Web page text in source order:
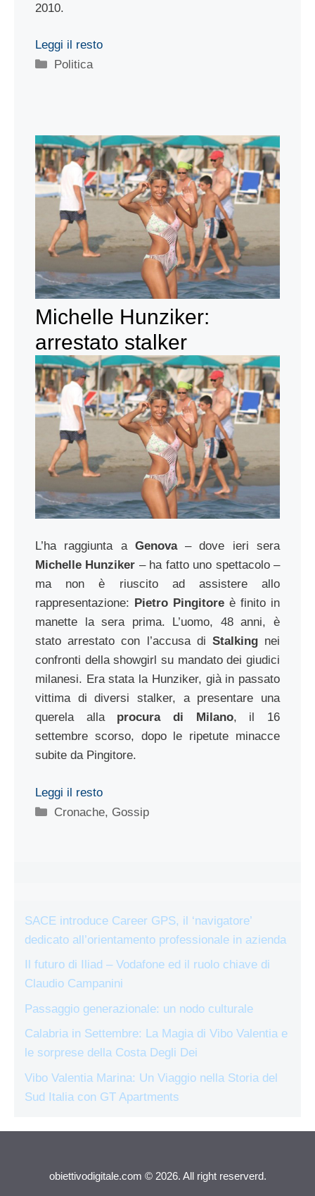
2010.
Leggi il resto
Categorie
Politica
Michelle Hunziker:
arrestato stalker
L’ha raggiunta a Genova– dove ieri sera
Michelle Hunziker – ha fatto uno spettacolo –
ma non è riuscito ad assistere allo
rappresentazione: Pietro Pingitore è finito in
manette la sera prima. L’uomo, 48 anni, è
stato arrestato con l’accusa di Stalking nei
confronti della showgirl su mandato dei giudici
milanesi. Era stata la Hunziker, già in passato
vittima di diversi stalker, a presentare una
querela alla procura di Milano, il 16
settembre scorso, dopo le ripetute minacce
subite da Pingitore.
Leggi il resto
Categorie
Cronache, Gossip
SACE introduce Career GPS, il ‘navigatore’
dedicato all’orientamento professionale in azienda
Il futuro di Iliad – Vodafone ed il ruolo chiave di
Claudio Campanini
Passaggio generazionale: un nodo culturale
Calabria in Settembre: La Magia di Vibo Valentia e
le sorprese della Costa Degli Dei
Vibo Valentia Marina: Un Viaggio nella Storia del
Sud Italia con GT Apartments
obiettivodigitale.com © 2026. All right reserverd.